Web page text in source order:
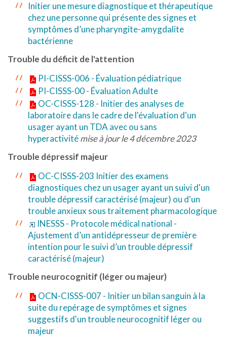
Initier une mesure diagnostique et thérapeutique
chez une personne qui présente des signes et
symptômes d’une pharyngite-amygdalite
bactérienne
Trouble du déficit de l'attention
PI-CISSS-006 - Évaluation pédiatrique
PI-CISSS-00 - Évaluation Adulte
OC-CISSS-128 - Initier des analyses de
laboratoire dans le cadre de l'évaluation d'un
usager ayant un TDA avec ou sans
hyperactivitémise à jour le 4 décembre 2023
Trouble dépressif majeur
OC-CISSS-203 Initier des examens
diagnostiques chez un usager ayant un suivi d'un
trouble dépressif caractérisé (majeur) ou d'un
trouble anxieux sous traitement pharmacologique
INESSS - Protocole médical national -
Ajustement d’un antidépresseur de première
intention pour le suivi d’un trouble dépressif
caractérisé (majeur)
Trouble neurocognitif (léger ou majeur)
OCN-CISSS-007 - Initier un bilan sanguin à la
suite du repérage de symptômes et signes
suggestifs d'un trouble neurocognitif léger ou
majeur